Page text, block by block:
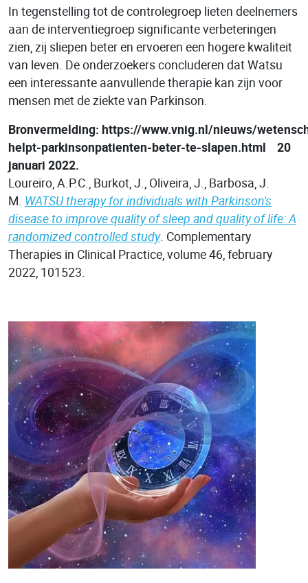
In tegenstelling tot de controlegroep lieten deelnemers
aan de interventiegroep significante verbeteringen
zien, zij sliepen beter en ervoeren een hogere kwaliteit
van leven. De onderzoekers concluderen dat Watsu
een interessante aanvullende therapie kan zijn voor
mensen met de ziekte van Parkinson.
Bronvermelding: https://www.vnig.nl/nieuws/
helpt-parkinsonpatienten-beter-te-slapen.html 20
januari 2022.
Loureiro, A.P.C., Burkot, J., Oliveira, J., Barbosa, J.
M. WATSU therapy for individuals with Parkinson's
disease to improve quality of sleep and quality of life: A
randomized controlled study. Complementary
Therapies in Clinical Practice, volume 46, february
2022, 101523.